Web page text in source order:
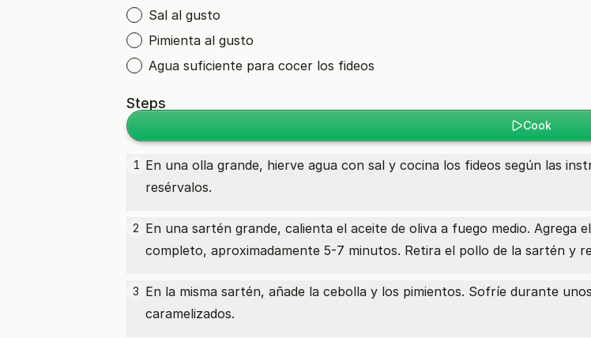
Sal al gusto
Pimienta al gusto
Agua suficiente para cocer los fideos
Steps
Cook
1 En una olla grande, hierve agua con sal y cocina los fideos según las
resérvalos.
2 En una sartén grande, calienta el aceite de oliva a fuego medio.
completo, aproximadamente 5-7 minutos. Retira el pollo de la sartén y
3 En la misma sartén, añade la cebolla y los pimientos. Sofríe durante
caramelizados.